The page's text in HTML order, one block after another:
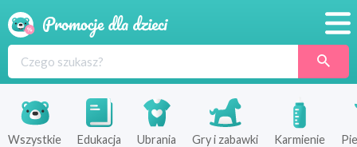
Produkty
Sklepy
Wszystkie Edukacja Ubrania Gry i zabawki Karmienie